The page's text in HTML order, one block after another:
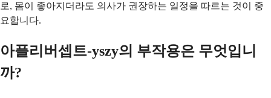
로, 몸이 좋아지더라도 의사가 권장하는 일정을 따르는 것이 중
요합니다.
아플리버셉트-yszy의 부작용은 무엇입니
까?